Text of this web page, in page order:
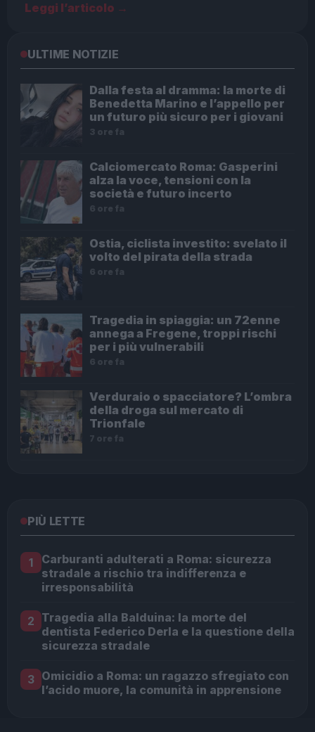
Leggi l’articolo →
ULTIME NOTIZIE
Dalla festa al dramma: la morte di
Benedetta Marino e l’appello per
un futuro più sicuro per i giovani
3 ore fa
Calciomercato Roma: Gasperini
alza la voce, tensioni con la
società e futuro incerto
6 ore fa
Ostia, ciclista investito: svelato il
volto del pirata della strada
6 ore fa
Tragedia in spiaggia: un 72enne
annega a Fregene, troppi rischi
per i più vulnerabili
6 ore fa
Verduraio o spacciatore? L’ombra
della droga sul mercato di
Trionfale
7 ore fa
PIÙ LETTE
1
Carburanti adulterati a Roma: sicurezza
stradale a rischio tra indifferenza e
irresponsabilità
2 Tragedia alla Balduina: la morte del
dentista Federico Derla e la questione della
sicurezza stradale
3 Omicidio a Roma: un ragazzo sfregiato con
l’acido muore, la comunità in apprensione